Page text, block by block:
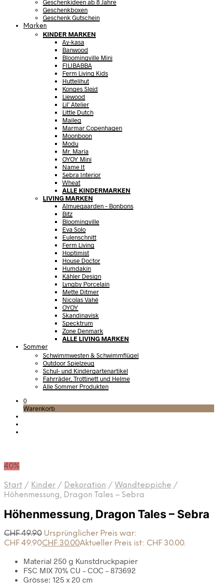
Geschenkideen ab 8 Jahre
Geschenkboxen
Geschenk Gutschein
Marken
KINDER MARKEN
Ay-kasa
Banwood
Bloomingville Mini
FILIBABBA
Ferm Living Kids
Huttelihut
Konges Sløjd
Liewood
Lil’ Atelier
Little Dutch
Maileg
Marmar Copenhagen
Moonboon
Modu
Mr. Maria
OYOY Mini
Name It
Sebra Interior
Wheat
ALLE KINDERMARKEN
LIVING MARKEN
Almuegaarden – Bonbons
Bitz
Bloomingville
Eva Solo
Eulenschnitt
Ferm Living
Hoptimist
House Doctor
Humdakin
Kähler Design
Lyngby Porcelain
Mette Ditmer
Nicolas Vahé
OYOY
Skandinavisk
Specktrum
Zone Denmark
ALLE LIVING MARKEN
Sommer
Schwimmwesten & Schwimmflügel
Outdoor Spielzeug
Schul- und Kindergartenartikel
Fahrräder, Trottinett und Helme
Alle Sommer Produkten
0
Warenkorb
40%
Start / Kinder / Dekoration / Wandteppiche /
Höhenmessung, Dragon Tales – Sebra
Höhenmessung, Dragon Tales – Sebra
CHF49.90 Ursprünglicher Preis war:
CHF 49.90CHF 30.00Aktueller Preis ist: CHF 30.00.
Material 250 g Kunstdruckpapier
FSC MIX 70% CU – COC – 873692
Grösse: 125 x 20 cm